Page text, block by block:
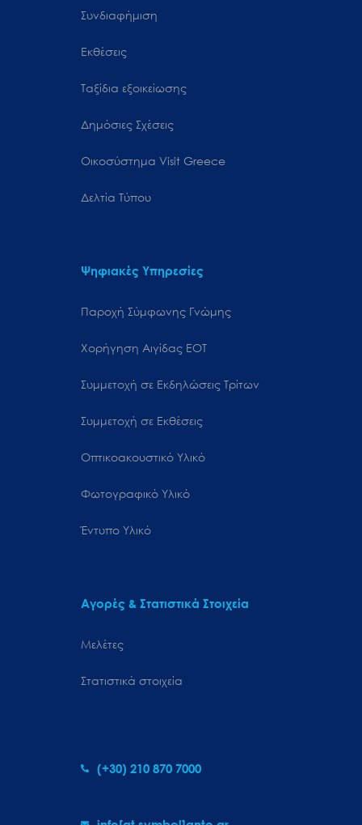
Συνδιαφήμιση
Εκθέσεις
Ταξίδια εξοικείωσης
Δημόσιες Σχέσεις
Oικοσύστημα Visit Greece
Δελτία Τύπου
Ψηφιακές Υπηρεσίες
Παροχή Σύμφωνης Γνώμης
Χορήγηση Αιγίδας ΕΟΤ
Συμμετοχή σε Εκδηλώσεις Τρίτων
Συμμετοχή σε Εκθέσεις
Οπτικοακουστικό Υλικό
Φωτογραφικό Υλικό
Έντυπο Υλικό
Αγορές & Στατιστικά Στοιχεία
Μελέτες
Στατιστικά στοιχεία
(+30) 210 870 7000